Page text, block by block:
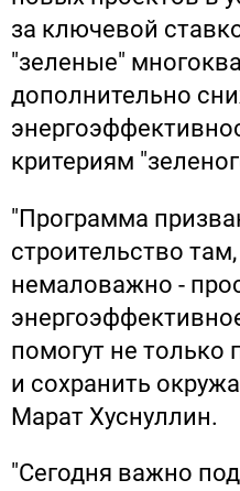
за ключевой
"зеленые"
дополнительно
критериям
"Программа
строительство
немаловажно -
помогут не только
и сохранить
Марат Хуснуллин.
"Сегодня важно